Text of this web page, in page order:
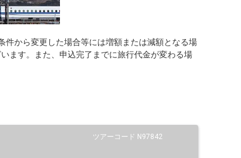
から変更した場合等には増額または減額となる場
ます。また、申込完了までに旅行代金が変わる場
ツアーコード N97842